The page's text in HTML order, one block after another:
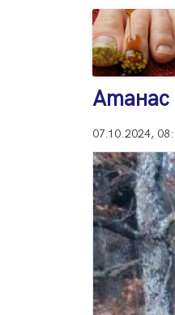
Атанас
07.10.2024,